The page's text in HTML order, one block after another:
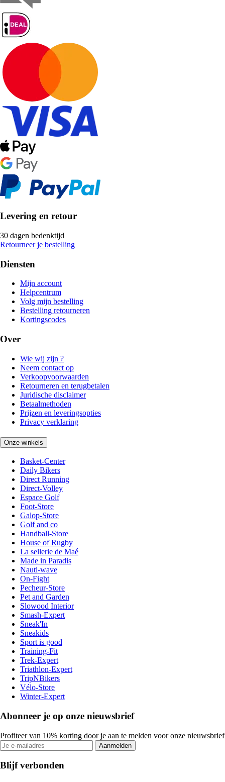
Levering en retour
30 dagen bedenktijd
Retourneer je bestelling
Diensten
Mijn account
Helpcentrum
Volg mijn bestelling
Bestelling retourneren
Kortingscodes
Over
Wie wij zijn ?
Neem contact op
Verkoopvoorwaarden
Retourneren en terugbetalen
Juridische disclaimer
Betaalmethoden
Prijzen en leveringsopties
Privacy verklaring
Onze winkels
Basket-Center
Daily Bikers
Direct Running
Direct-Volley
Espace Golf
Foot-Store
Galop-Store
Golf and co
Handball-Store
House of Rugby
La sellerie de Maé
Made in Paradis
Nauti-wave
On-Fight
Pecheur-Store
Pet and Garden
Slowood Interior
Smash-Expert
Sneak'In
Sneakids
Sport is good
Training-Fit
Trek-Expert
Triathlon-Expert
TripNBikers
Vélo-Store
Winter-Expert
Abonneer je op onze nieuwsbrief
Profiteer van 10% korting door je aan te melden voor onze nieuwsbrief
Aanmelden
Blijf verbonden